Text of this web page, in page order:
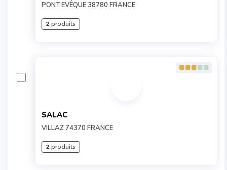
PONT EVÊQUE 38780 FRANCE
2produits
SALAC
VILLAZ 74370 FRANCE
2produits